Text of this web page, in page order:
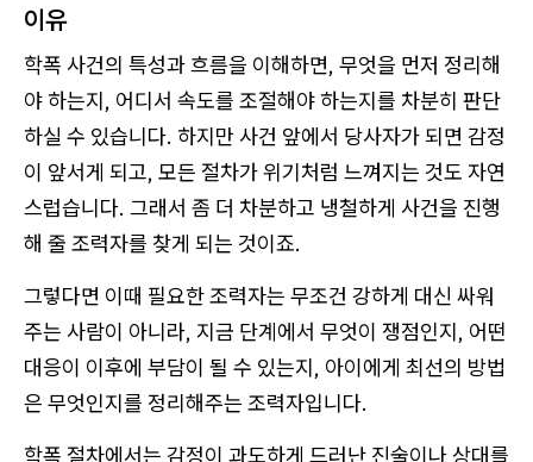
이유
학폭 사건의 특성과 흐름을 이해하면, 무엇을 먼저 정리해
야 하는지, 어디서 속도를 조절해야 하는지를 차분히 판단
하실 수 있습니다. 하지만 사건 앞에서 당사자가 되면 감정
이 앞서게 되고, 모든 절차가 위기처럼 느껴지는 것도 자연
스럽습니다. 그래서 좀 더 차분하고 냉철하게 사건을 진행
해 줄 조력자를 찾게 되는 것이죠.
그렇다면 이때 필요한 조력자는 무조건 강하게 대신 싸워
주는 사람이 아니라, 지금 단계에서 무엇이 쟁점인지, 어떤
대응이 이후에 부담이 될 수 있는지, 아이에게 최선의 방법
은 무엇인지를 정리해주는 조력자입니다.
학폭 절차에서는 감정이 과도하게 드러난 진술이나 상대를